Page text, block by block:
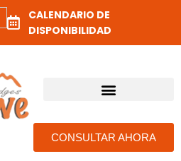
CALENDARIO DE
DISPONIBILIDAD
CONSULTAR AHORA